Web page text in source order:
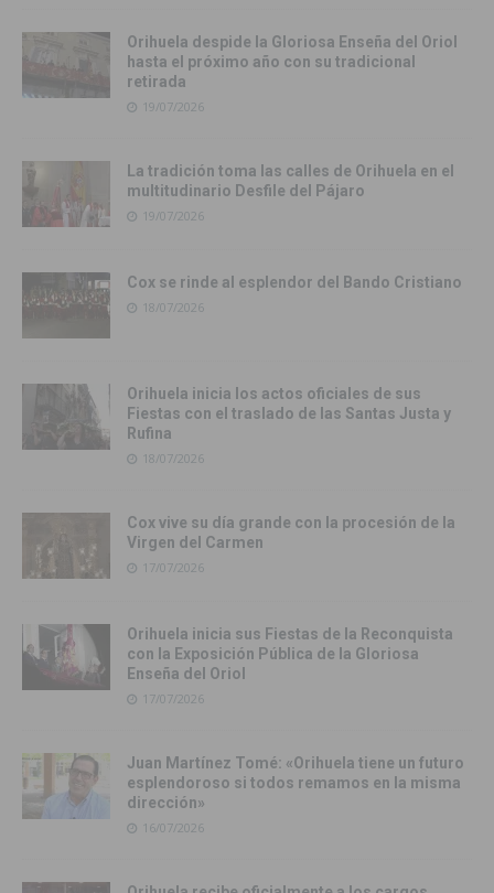
Orihuela despide la Gloriosa Enseña del Oriol
hasta el próximo año con su tradicional
retirada
19/07/2026
La tradición toma las calles de Orihuela en el
multitudinario Desfile del Pájaro
19/07/2026
Cox se rinde al esplendor del Bando Cristiano
18/07/2026
Orihuela inicia los actos oficiales de sus
Fiestas con el traslado de las Santas Justa y
Rufina
18/07/2026
Cox vive su día grande con la procesión de la
Virgen del Carmen
17/07/2026
Orihuela inicia sus Fiestas de la Reconquista
con la Exposición Pública de la Gloriosa
Enseña del Oriol
17/07/2026
Juan Martínez Tomé: «Orihuela tiene un futuro
esplendoroso si todos remamos en la misma
dirección»
16/07/2026